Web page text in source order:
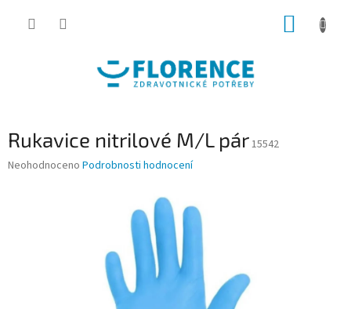
Rukavice nitrilové M/L pár15542
Průměrné
Neohodnoceno Podrobnosti hodnocení